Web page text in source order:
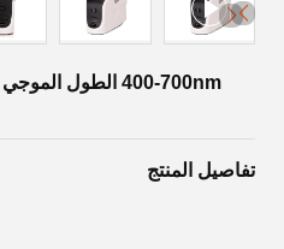
تفاصيل المنتج